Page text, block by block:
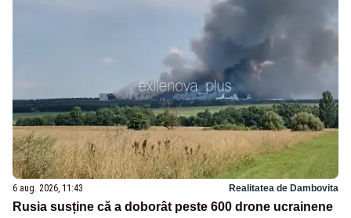
6 aug. 2026, 11:43 Realitatea de Dambovita
Rusia susține că a doborât peste 600 drone ucrainene